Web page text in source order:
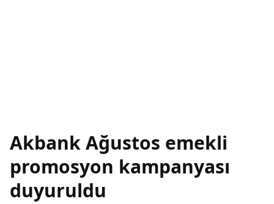
Akbank Ağustos emekli
promosyon kampanyası
duyuruldu